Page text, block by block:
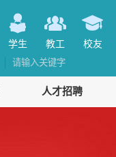
学生 教工 校友
人才招聘